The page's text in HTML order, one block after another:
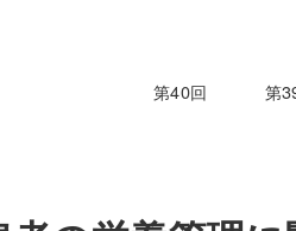
第40回 第